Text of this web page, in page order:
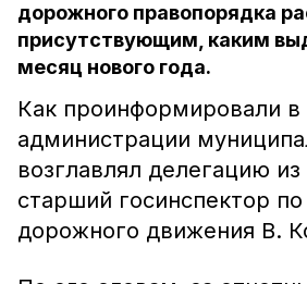
дорожного правопорядка
присутствующим, каким
месяц нового года.
Как проинформировали в
администрации
возглавлял делегацию
старший госинспектор
дорожного движения В.